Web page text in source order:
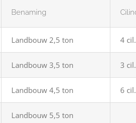
Benaming
Landbouw 2,5 ton 4
Landbouw 3,5 ton 3
Landbouw 4,5 ton 6
Landbouw 5,5 ton